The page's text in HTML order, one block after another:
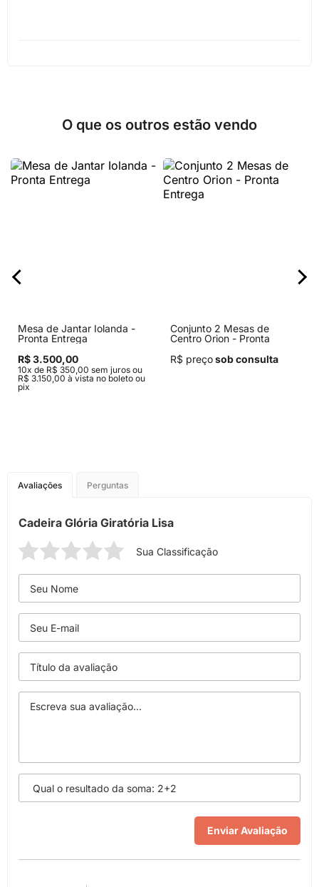
O que os outros estão vendo
Mesa de Jantar Iolanda -
Pronta Entrega
R$ 3.500,00
10x de R$ 350,00 sem juros ou
R$ 3.150,00 à vista no boleto ou
pix
Conjunto 2 Mesas de
Centro Orion - Pronta
R$ preçosob consulta
Avaliações Perguntas
Cadeira Glória Giratória Lisa
Sua Classificação